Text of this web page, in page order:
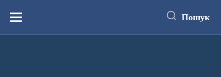
вмістуМеню Пошук